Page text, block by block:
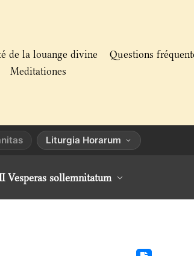
de la louange divine Questions
Meditationes
Liturgia Horarum
Vesperas sollemnitatum